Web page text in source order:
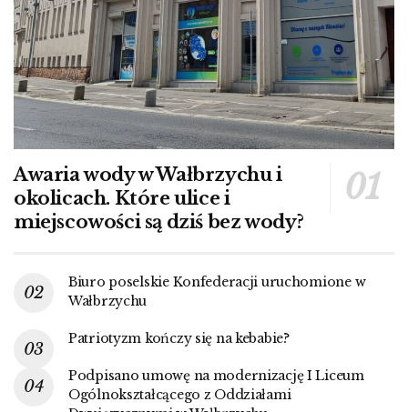
Awaria wody w Wałbrzychu i
okolicach. Które ulice i
miejscowości są dziś bez wody?
Biuro poselskie Konfederacji uruchomione w
Wałbrzychu
Patriotyzm kończy się na kebabie?
Podpisano umowę na modernizację I Liceum
Ogólnokształcącego z Oddziałami